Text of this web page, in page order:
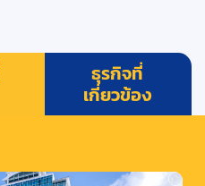
ธุรกิจที่
เกี่ยวข้อง